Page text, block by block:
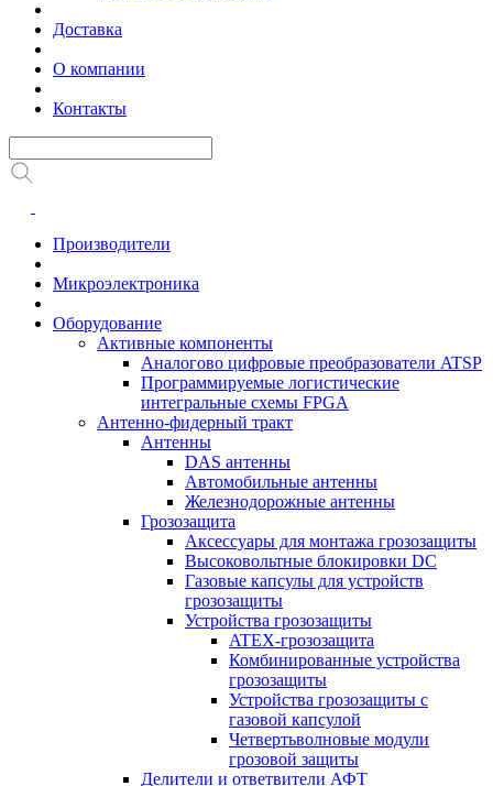
Доставка
О компании
Контакты
Производители
Микроэлектроника
Оборудование
Активные компоненты
Аналогово цифровые преобразователи ATSP
Программируемые логистические
интегральные схемы FPGA
Антенно-фидерный тракт
Антенны
DAS антенны
Автомобильные антенны
Железнодорожные антенны
Грозозащита
Аксессуары для монтажа грозозащиты
Высоковольтные блокировки DC
Газовые капсулы для устройств
грозозащиты
Устройства грозозащиты
ATEX-грозозащита
Комбинированные устройства
грозозащиты
Устройства грозозащиты с
газовой капсулой
Четвертьволновые модули
грозовой защиты
Делители и ответвители АФТ